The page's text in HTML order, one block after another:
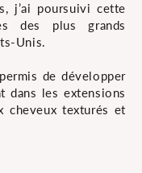
j’ai poursuivi cette
des plus grands
Unis.
de développer
dans les extensions
cheveux texturés et